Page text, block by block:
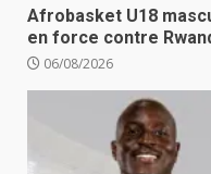
Afrobasket U18
en force contre
06/08/2026